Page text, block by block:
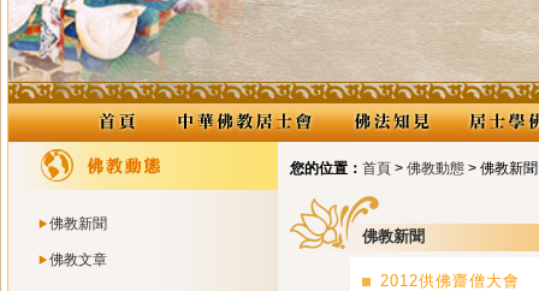
佛教新聞
佛教文章
您的位置： 首頁 > 佛教動態 > 佛教新聞
佛教新聞
2012供佛齋僧大會